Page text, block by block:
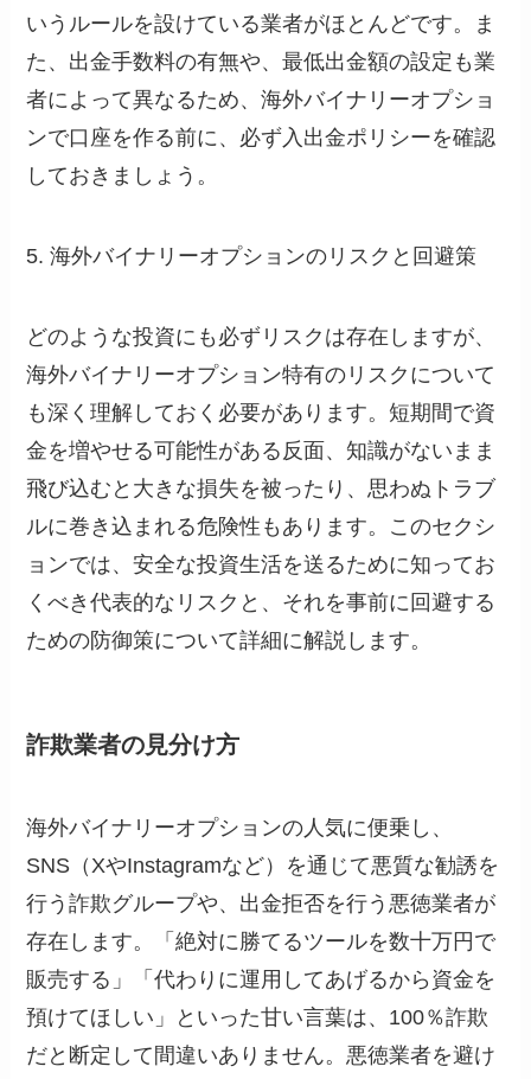
いうルールを設けている業者がほとんどです。ま
た、出金手数料の有無や、最低出金額の設定も業
者によって異なるため、海外バイナリーオプショ
ンで口座を作る前に、必ず入出金ポリシーを確認
しておきましょう。
5. 海外バイナリーオプションのリスクと回避策
どのような投資にも必ずリスクは存在しますが、
海外バイナリーオプション特有のリスクについて
も深く理解しておく必要があります。短期間で資
金を増やせる可能性がある反面、知識がないまま
飛び込むと大きな損失を被ったり、思わぬトラブ
ルに巻き込まれる危険性もあります。このセクシ
ョンでは、安全な投資生活を送るために知ってお
くべき代表的なリスクと、それを事前に回避する
ための防御策について詳細に解説します。
詐欺業者の見分け方
海外バイナリーオプションの人気に便乗し、
SNS（XやInstagramなど）を通じて悪質な勧誘を
行う詐欺グループや、出金拒否を行う悪徳業者が
存在します。「絶対に勝てるツールを数十万円で
販売する」「代わりに運用してあげるから資金を
預けてほしい」といった甘い言葉は、100％詐欺
だと断定して間違いありません。悪徳業者を避け